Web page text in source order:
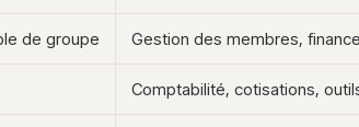
de groupe Gestion des membres,
Comptabilité, cotisations,